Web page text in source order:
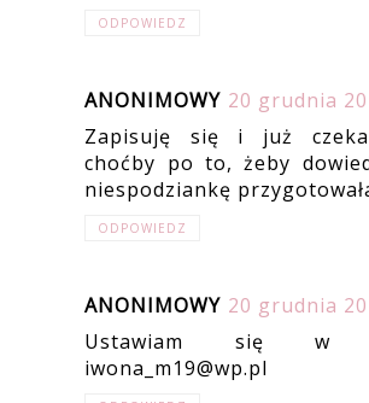
ODPOWIEDZ
ANONIMOWY 20 grudnia
Zapisuję się i już
choćby po to, żeby
niespodziankę
ODPOWIEDZ
ANONIMOWY 20 grudnia
Ustawiam się w
iwona_m19@wp.pl